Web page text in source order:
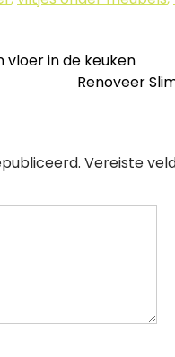
vloer in de keuken
Renoveer
Vereiste